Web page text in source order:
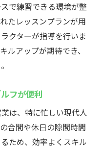
で練習できる環境が整
たレッスンプランが用
クターが指導を行いま
ルアップが期待でき、
フが便利
は、特に忙しい現代人
合間や休日の隙間時間
ため、効率よくスキル